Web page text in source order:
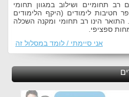
תחומיים ושילוב במגוון תחומי
חטיבות לימודים (היקף הלימודים
זכות). התואר הינו רב תחומי ומקנה השכלה
ספציפי.
אני סיימתי / לומד במסלול זה